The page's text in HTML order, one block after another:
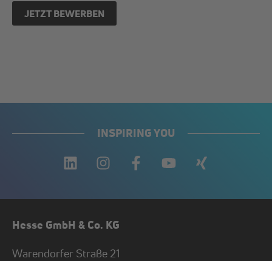
JETZT BEWERBEN
INSPIRING YOU
Hesse GmbH & Co. KG
Warendorfer Straße 21